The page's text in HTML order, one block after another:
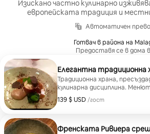
Изискано частно кулинарно
европейската традиция и
Автоматичен
Готвач в района на
Предоставя се в дома
Елегантна традиционна
Традиционна храна,
кулинарна дисциплина.
носталгията и
е приготвено до
139 $ USD /гост
139 $ USD на гост
Френската Ривиера